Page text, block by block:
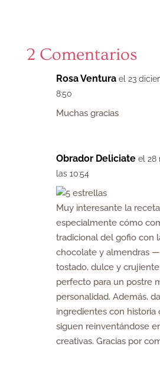
2 Comentarios
Rosa Ventura el 23
8:50
Muchas gracias
Obrador Deliciate el 28
las 10:54
Muy interesante la
especialmente cómo
tradicional del gofio con
chocolate y almendras
tostado, dulce y
perfecto para un postre
personalidad. Además,
ingredientes con
siguen reinventándose
creativas. Gracias por